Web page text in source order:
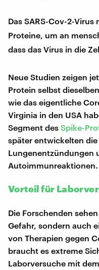
Das SARS-Cov-2-
Proteine, um an
dass das Virus in die
Neue Studien zeigen
Protein selbst
wie das eigentliche
Virginia in den USA
Segment des Spike-
später entwickelten
Lungenentzündungen
Autoimmunreaktionen.
Vorteil für
Die Forschenden
Gefahr, sondern auch
von Therapien gegen
braucht es extreme
Laborversuche mit